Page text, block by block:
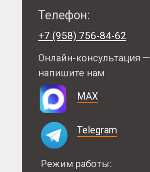
MAX
Telegram
Телефон:
Режим работы:
Онлайн-консультация —
напишите нам
+7 (958) 756-84-62